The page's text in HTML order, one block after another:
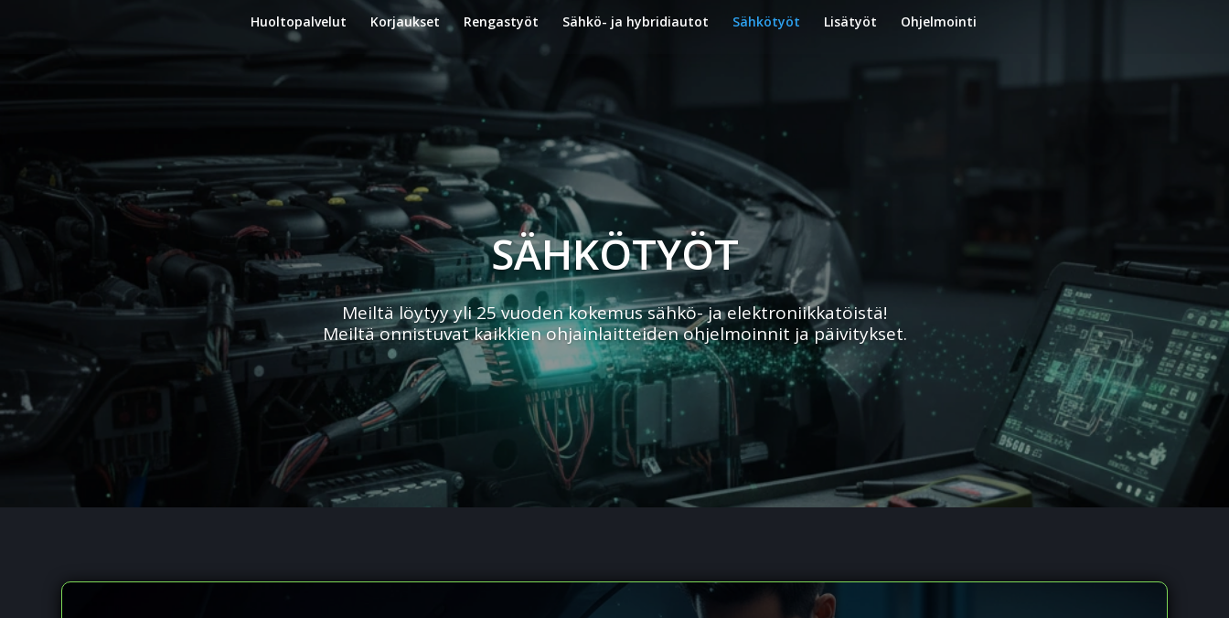
Huoltopalvelut Korjaukset Rengastyöt Sähkö- ja hybridiautot Sähkötyöt Lisätyöt Ohjelmointi
SÄHKÖTYÖT
Meiltä löytyy yli 25 vuoden kokemus sähkö- ja elektroniikkatöistä!
Meiltä onnistuvat kaikkien ohjainlaitteiden ohjelmoinnit ja päivitykset.